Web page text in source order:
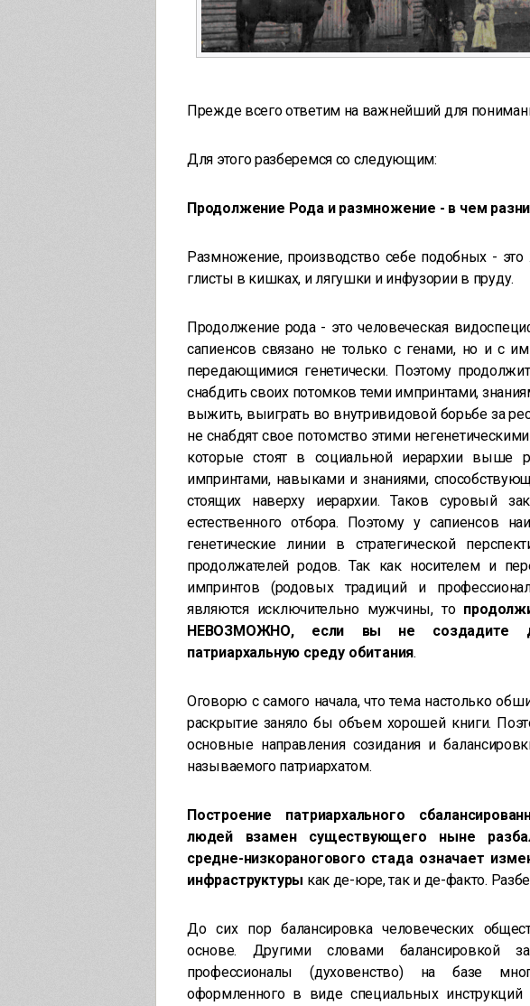
Прежде всего ответим на важнейший для
Для этого разберемся со следующим:
Продолжение Рода и размножение - в чем
Размножение, производство себе подобных -
глисты в кишках, и лягушки и инфузории в пруду.
Продолжение рода - это человеческая
сапиенсов связано не только с генами, но и с
передающимися генетически. Поэтому
снабдить своих потомков теми импринтами,
выжить, выиграть во внутривидовой борьбе за
не снабдят свое потомство этими
которые стоят в социальной иерархии выше
импринтами, навыками и знаниями,
стоящих наверху иерархии. Таков суровый
естественного отбора. Поэтому у сапиенсов
генетические линии в стратегической
продолжателей родов. Так как носителем и
импринтов (родовых традиций и
являются исключительно мужчины, то
НЕВОЗМОЖНО, если вы не создадите
патриархальную среду обитания.
Оговорю с самого начала, что тема настолько
раскрытие заняло бы объем хорошей книги.
основные направления созидания и
называемого патриархатом.
Построение патриархального
людей взамен существующего ныне
средне-низкораногового стада означает
инфраструктуры как де-юре, так и де-факто.
До сих пор балансировка человеческих
основе. Другими словами балансировкой
профессионалы (духовенство) на базе
оформленного в виде специальных